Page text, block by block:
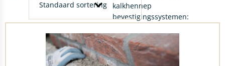
kalkhennep
bevestigingssystemen: